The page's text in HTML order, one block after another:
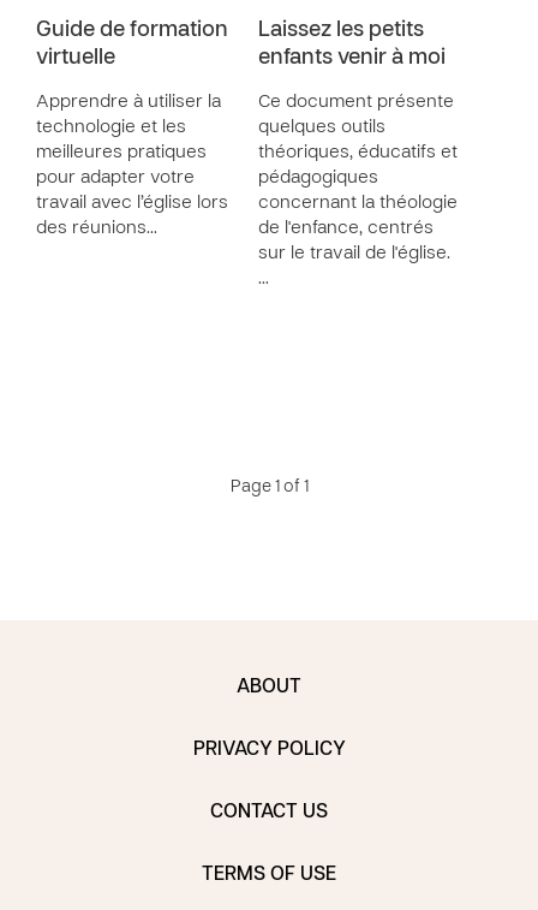
Guide de formation
virtuelle
Apprendre à utiliser la
technologie et les
meilleures pratiques
pour adapter votre
travail avec l’église lors
des réunions…
Laissez les petits
enfants venir à moi
Ce document présente
quelques outils
théoriques, éducatifs et
pédagogiques
concernant la théologie
de l'enfance, centrés
sur le travail de l'église.
…
Page 1 of 1
ABOUT
PRIVACY POLICY
CONTACT US
TERMS OF USE